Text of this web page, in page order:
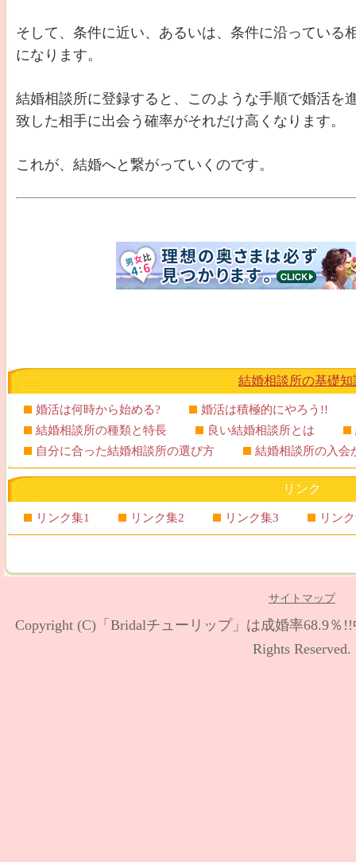
そして、条件に近い、あるいは、条件に沿っている
になります。
結婚相談所に登録すると、このような手順で婚活を
致した相手に出会う確率がそれだけ高くなります。
これが、結婚へと繋がっていくのです。
結婚相談所の基礎知
婚活は何時から始める?
婚活は積極的にやろう!!
結婚相談所の種類と特長
良い結婚相談所とは
自分に合った結婚相談所の選び方
結婚相談所の入会
リンク
リンク集1 リンク集2 リンク集3 リン
サイトマップ
Copyright (C)「Bridalチューリップ」は成婚率68.9％
Rights Reserved.